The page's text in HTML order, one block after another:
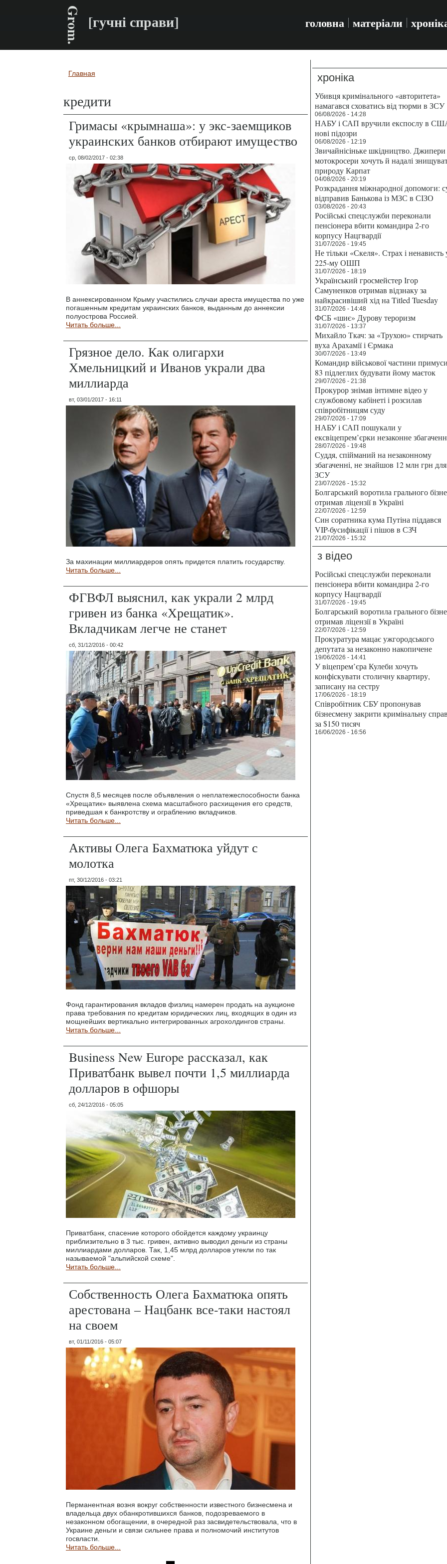
Grom. [гучні справи] головна матеріали
Вы здесь
Главная
кредити
Гримасы «крымнаша»: у экс-заемщиков
украинских банков отбирают имущество
ср, 08/02/2017 - 02:38
В аннексированном Крыму участились случаи ареста имущества по уже
погашенным кредитам украинских банков, выданным до аннексии
полуострова Россией.
Читать больше...
Грязное дело. Как олигархи
Хмельницкий и Иванов украли два
миллиарда
вт, 03/01/2017 - 16:11
За махинации миллиардеров опять придется платить государству.
Читать больше...
ФГВФЛ выяснил, как украли 2 млрд
гривен из банка «Хрещатик».
Вкладчикам легче не станет
сб, 31/12/2016 - 00:42
Спустя 8,5 месяцев после объявления о неплатежеспособности банка
«Хрещатик» выявлена схема масштабного расхищения его средств,
приведшая к банкротству и ограблению вкладчиков.
Читать больше...
Активы Олега Бахматюка уйдут с
молотка
пт, 30/12/2016 - 03:21
Фонд гарантирования вкладов физлиц намерен продать на аукционе
права требования по кредитам юридических лиц, входящих в один из
мощнейших вертикально интегрированных агрохолдингов страны.
Читать больше...
Business New Europe рассказал, как
Приватбанк вывел почти 1,5 миллиарда
долларов в офшоры
сб, 24/12/2016 - 05:05
Приватбанк, спасение которого обойдется каждому украинцу
приблизительно в 3 тыс. гривен, активно выводил деньги из страны
миллиардами долларов. Так, 1,45 млрд долларов утекли по так
называемой "альпийской схеме".
Читать больше...
Собственность Олега Бахматюка опять
арестована – Нацбанк все-таки настоял
на своем
вт, 01/11/2016 - 05:07
Перманентная возня вокруг собственности известного бизнесмена и
владельца двух обанкротившихся банков, подозреваемого в
незаконном обогащении, в очередной раз засвидетельствовала, что в
Украине деньги и связи сильнее права и полномочий институтов
госвласти.
Читать больше...
хроніка
Убивця кримінального «авторитета»
намагався сховатись від тюрми в ЗСУ
06/08/2026 - 14:28
НАБУ і САП вручили експослу в
нові підозри
06/08/2026 - 12:19
Звичайнісіньке шкідництво. Джипери
мотокросери хочуть й надалі
природу Карпат
04/08/2026 - 20:19
Розкрадання міжнародної допомоги:
відправив Банькова із МЗС в СІЗО
03/08/2026 - 20:43
Російські спецслужби переконали
пенсіонера вбити командира 2-го
корпусу Нацгвардії
31/07/2026 - 19:45
Не тільки «Скеля». Страх і ненависть
225-му ОШП
31/07/2026 - 18:19
Український гросмейстер Ігор
Самуненков отримав відзнаку за
найкрасивіший хід на Titled Tuesday
31/07/2026 - 14:48
ФСБ «шиє» Дурову тероризм
31/07/2026 - 13:37
Михайло Ткач: за «Трухою» стирчать
вуха Арахамії і Єрмака
30/07/2026 - 13:49
Командир військової частини
83 підлеглих будувати йому маєток
29/07/2026 - 21:38
Прокурор знімав інтимне відео у
службовому кабінеті і розсилав
співробітницям суду
29/07/2026 - 17:09
НАБУ і САП пошукали у
ексвіцепрем’єрки незаконне
28/07/2026 - 19:48
Суддя, спійманий на незаконному
збагаченні, не знайшов 12 млн грн для
ЗСУ
23/07/2026 - 15:32
Болгарський воротила грального
отримав ліцензії в Україні
22/07/2026 - 12:59
Син соратника кума Путіна піддався
VIP-бусифікації і пішов в СЗЧ
21/07/2026 - 15:32
з відео
Російські спецслужби переконали
пенсіонера вбити командира 2-го
корпусу Нацгвардії
31/07/2026 - 19:45
Болгарський воротила грального
отримав ліцензії в Україні
22/07/2026 - 12:59
Прокуратура мацає ужгородського
депутата за незаконно накопичене
19/06/2026 - 14:41
У віцепрем’єра Кулеби хочуть
конфіскувати столичну квартиру,
записану на сестру
17/06/2026 - 18:19
Співробітник СБУ пропонував
бізнесмену закрити кримінальну
за $150 тисяч
16/06/2026 - 16:56